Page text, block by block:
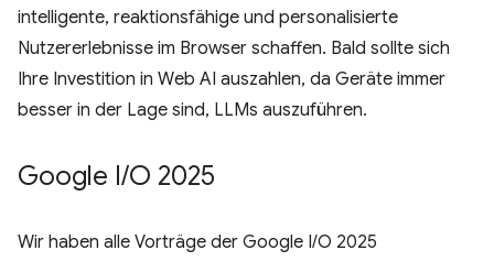
intelligente, reaktionsfähige und personalisierte
Nutzererlebnisse im Browser schaffen. Bald sollte sich
Ihre Investition in Web AI auszahlen, da Geräte immer
besser in der Lage sind, LLMs auszuführen.
Google I/O 2025
Wir haben alle Vorträge der Google I/O 2025